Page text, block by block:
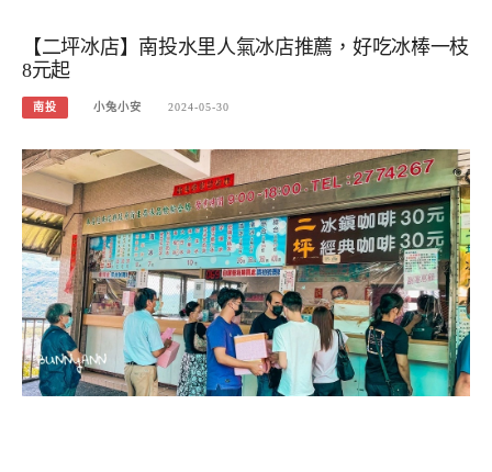
【二坪冰店】南投水里人氣冰店推薦，好吃冰棒一枝
8元起
南投 小兔小安 2024-05-30